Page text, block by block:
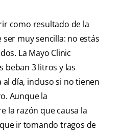
como resultado de la
muy sencilla: no estás
La Mayo Clinic
beban 3 litros y las
día, incluso si no tienen
Aunque la
la razón que causa la
ir tomando tragos de